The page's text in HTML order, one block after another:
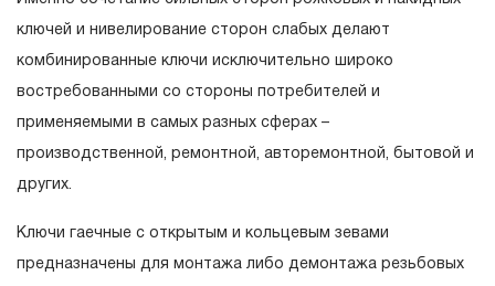
ключей и нивелирование сторон слабых делают
комбинированные ключи исключительно широко
востребованными со стороны потребителей и
применяемыми в самых разных сферах –
производственной, ремонтной, авторемонтной, бытовой и
других.
Ключи гаечные с открытым и кольцевым зевами
предназначены для монтажа либо демонтажа резьбовых
2. Понятие «ОГРАНИЧЕННАЯ ГАРАНТИЯ»
2.1 На инструмент, имеющий в своей конструкции
КИНЕМАТИЧЕСКУЮ СХЕМУ (МЕХАНИЗМ)
скачать релиз